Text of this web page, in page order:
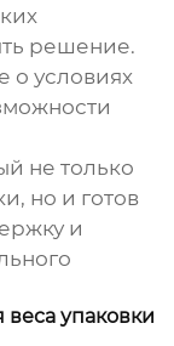
решение.
о условиях
не только
но и готов
и
упаковки